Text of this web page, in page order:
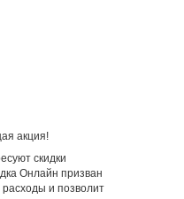
акция!
скидки
Онлайн призван
и позволит